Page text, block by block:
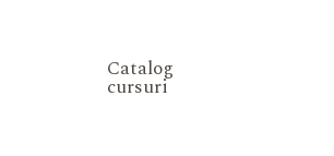
Catalog
cursuri